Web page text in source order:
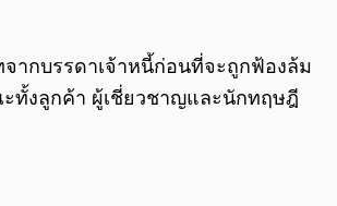
0:00
ากบรรดาเจ้าหนี้ก่อนที่จะถูกฟ้องล้ม
ะทั้งลูกค้า ผู้เชี่ยวชาญและนักทฤษฎี